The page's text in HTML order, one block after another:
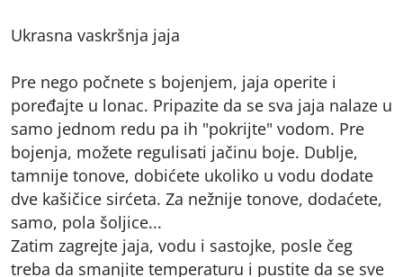
Ukrasna vaskršnja jaja
Pre nego počnete s bojenjem, jaja operite i
poređajte u lonac. Pripazite da se sva jaja nalaze u
samo jednom redu pa ih "pokrijte" vodom. Pre
bojenja, možete regulisati jačinu boje. Dublje,
tamnije tonove, dobićete ukoliko u vodu dodate
dve kašičice sirćeta. Za nežnije tonove, dodaćete,
samo, pola šoljice...
Zatim zagrejte jaja, vodu i sastojke, posle čeg
treba da smanjite temperaturu i pustite da se sve